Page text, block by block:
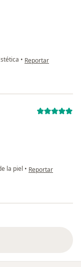
• en opinión del
Reportar
la piel • en opinión del
Reportar